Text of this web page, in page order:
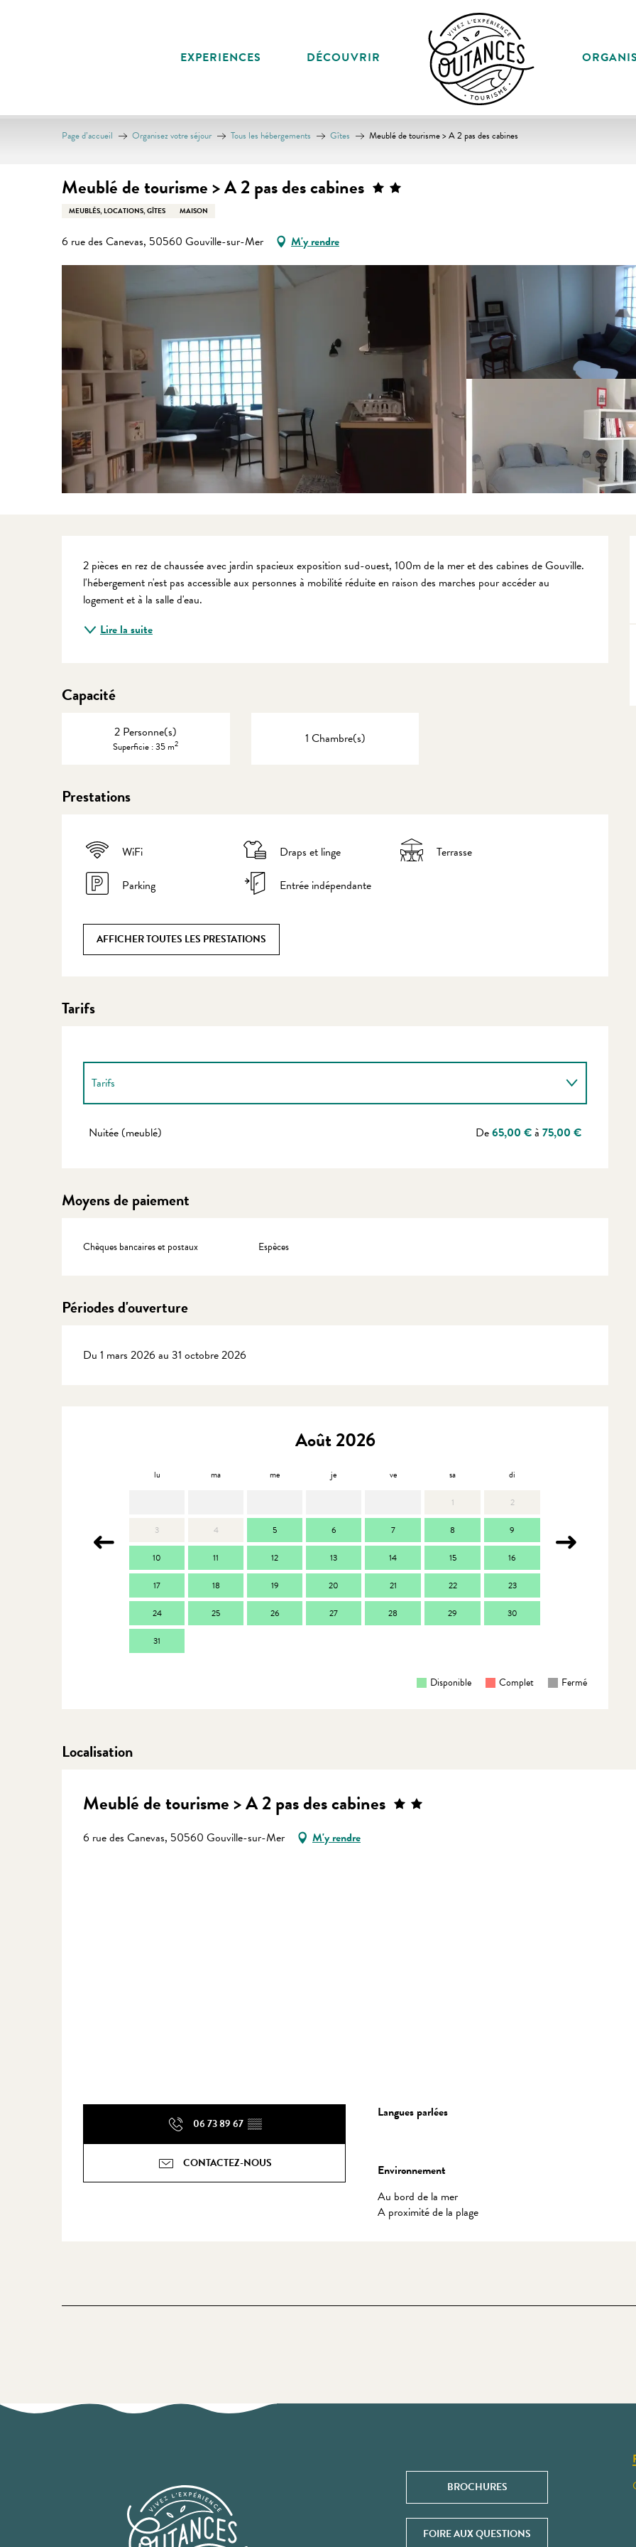
EXPERIENCES DÉCOUVRIR
Page d’accueil Organisez votre séjour Tous les hébergements Gîtes Meublé de tourisme > A 2 pas des cabines
Meublé de tourisme > A 2 pas des cabines
MEUBLÉS, LOCATIONS, GÎTES MAISON
6 rue des Canevas, 50560 Gouville-sur-Mer M'y rendre
Description
2 pièces en rez de chaussée avec jardin spacieux exposition sud-ouest, 100m de la mer et des cabines de Gouville.
l'hébergement n'est pas accessible aux personnes à mobilité réduite en raison des marches pour accéder au
logement et à la salle d'eau.
Lire la suite
Capacité
2 Personne(s)
Superficie : 35 m2 1 Chambre(s)
Prestations
WiFi Draps et linge
Terrasse
Parking
Entrée indépendante
AFFICHER TOUTES LES PRESTATIONS
Tarifs
Tarifs
Tarifs 2027
Nuitée (meublé) De65,00 €à75,00 €
Moyens de paiement
Chèques bancaires et postaux Espèces
Périodes d'ouverture
Du 1 mars 2026 au 31 octobre 2026
Août 2026
lu ma me je ve sa di
1 2
3 4 5 6 7 8 9
10 11 12 13 14 15 16
17 18 19 20 21 22 23
24 25 26 27 28 29 30
31
Disponible Complet Fermé
Localisation
Meublé de tourisme > A 2 pas des cabines
6 rue des Canevas, 50560 Gouville-sur-Mer M'y rendre
06 73 89 67 ▒▒
CONTACTEZ-NOUS
Langues parlées
Langues parlées
Environnement
Environnement
Au bord de la mer
A proximité de la plage
BROCHURES
FOIRE AUX QUESTIONS